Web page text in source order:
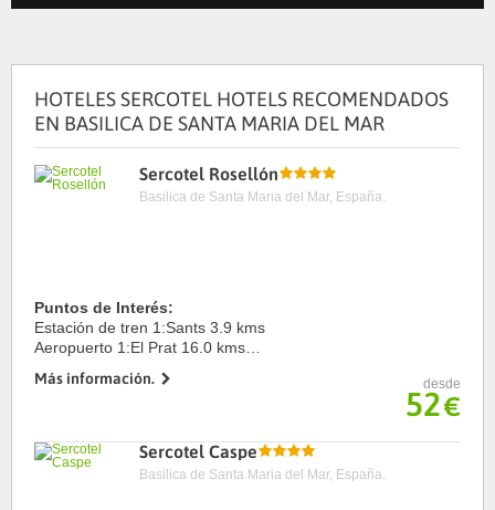
HOTELES SERCOTEL HOTELS RECOMENDADOS
EN BASILICA DE SANTA MARIA DEL MAR
Sercotel Rosellón
Basilica de Santa Maria del Mar, España.
Puntos de Interés:
Estación de tren 1:Sants 3.9 kms
Aeropuerto 1:El Prat 16.0 kms
Centro Ciudad:Plaça de Catalunya 2.7 kms
Más información. desde
52€
Sercotel Caspe
Basilica de Santa Maria del Mar, España.